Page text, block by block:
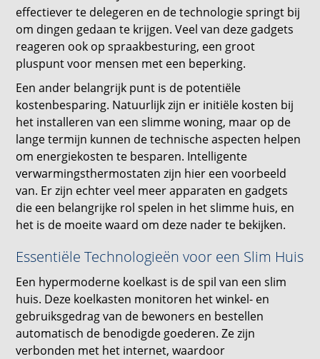
effectiever te delegeren en de technologie springt bij
om dingen gedaan te krijgen. Veel van deze gadgets
reageren ook op spraakbesturing, een groot
pluspunt voor mensen met een beperking.
Een ander belangrijk punt is de potentiële
kostenbesparing. Natuurlijk zijn er initiële kosten bij
het installeren van een slimme woning, maar op de
lange termijn kunnen de technische aspecten helpen
om energiekosten te besparen. Intelligente
verwarmingsthermostaten zijn hier een voorbeeld
van. Er zijn echter veel meer apparaten en gadgets
die een belangrijke rol spelen in het slimme huis, en
het is de moeite waard om deze nader te bekijken.
Essentiële Technologieën voor een Slim Huis
Een hypermoderne koelkast is de spil van een slim
huis. Deze koelkasten monitoren het winkel- en
gebruiksgedrag van de bewoners en bestellen
automatisch de benodigde goederen. Ze zijn
verbonden met het internet, waardoor